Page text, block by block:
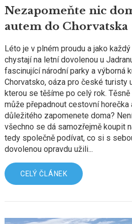
Nezapomeňte nic
autem do Chorvatska
Léto je v plném proudu a jako
chystají na letní dovolenou u
fascinující národní parky a výborná
Chorvatsko, oáza pro české turisty
kterou se těšíme po celý rok.
může přepadnout cestovní horečka
důležitého zapomenete doma?
všechno se dá samozřejmě koupit
tedy společně podívat, co si s
dovolenou opravdu užili...
CELÝ ČLÁNEK